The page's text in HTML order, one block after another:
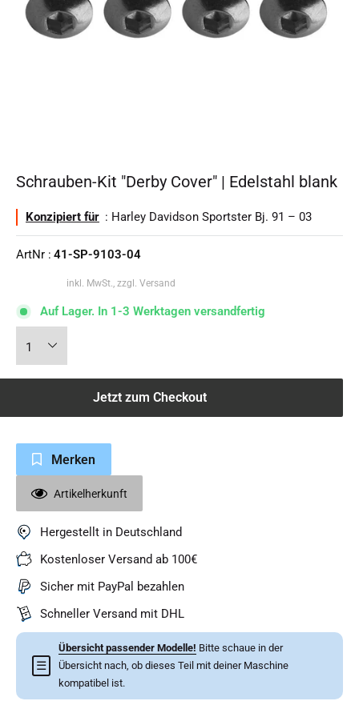
Schrauben-Kit "Derby Cover" | Edelstahl blank
Konzipiert für : Harley Davidson Sportster Bj. 91 – 03
ArtNr : 41-SP-9103-04
inkl. MwSt., zzgl. Versand
Auf Lager. In 1-3 Werktagen versandfertig
Jetzt zum Checkout
Merken
Artikelherkunft
Hergestellt in Deutschland
Kostenloser Versand ab 100€
Sicher mit PayPal bezahlen
Schneller Versand mit DHL
☰
Übersicht passender Modelle! Bitte schaue in der
Übersicht nach, ob dieses Teil mit deiner Maschine
kompatibel ist.